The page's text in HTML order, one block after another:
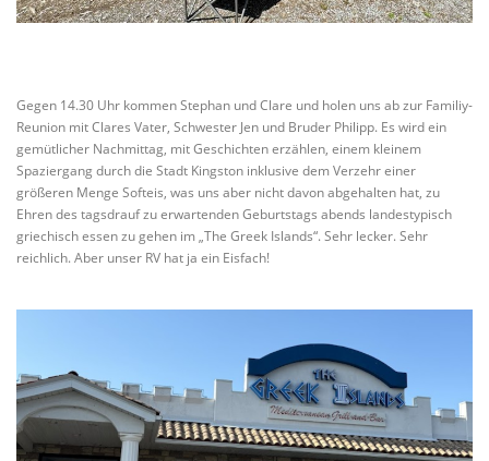
Gegen 14.30 Uhr kommen Stephan und Clare und holen uns ab zur Familiy-
Reunion mit Clares Vater, Schwester Jen und Bruder Philipp. Es wird ein
gemütlicher Nachmittag, mit Geschichten erzählen, einem kleinem
Spaziergang durch die Stadt Kingston inklusive dem Verzehr einer
größeren Menge Softeis, was uns aber nicht davon abgehalten hat, zu
Ehren des tagsdrauf zu erwartenden Geburtstags abends landestypisch
griechisch essen zu gehen im „The Greek Islands“. Sehr lecker. Sehr
reichlich. Aber unser RV hat ja ein Eisfach!